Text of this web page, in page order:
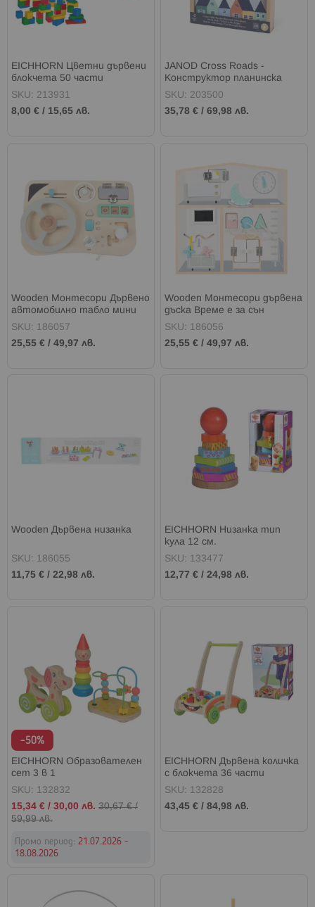
EICHHORN Цветни дървени
блокчета 50 части
SKU: 213931
8,00 € / 15,65 лв.
JANOD Cross Roads -
Конструктор планинска
долина
SKU: 203500
35,78 € /69,98 лв.
Wooden Монтесори Дървено
автомобилно табло мини
SKU: 186057
25,55 € / 49,97 лв.
Wooden Монтесори дървена
дъска Време е за сън
SKU: 186056
25,55 € /49,97 лв.
Wooden Дървена низанка
SKU: 186055
11,75 € / 22,98 лв.
EICHHORN Низанка тип
кула 12 см.
SKU: 133477
12,77 € /24,98 лв.
-50%
EICHHORN Образователен
сет 3 в 1
SKU: 132832
Промо
цена
15,34 € / 30,00 лв. 30,67 €/
59,99 лв.
Промо период: 21.07.2026 -
18.08.2026
EICHHORN Дървена количка
с блокчета 36 части
SKU: 132828
43,45 € /84,98 лв.